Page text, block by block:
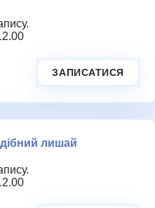
ЗАПИСАТИСЯ
лишай